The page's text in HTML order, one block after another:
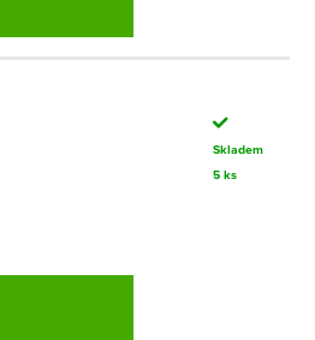
Skladem
5 ks